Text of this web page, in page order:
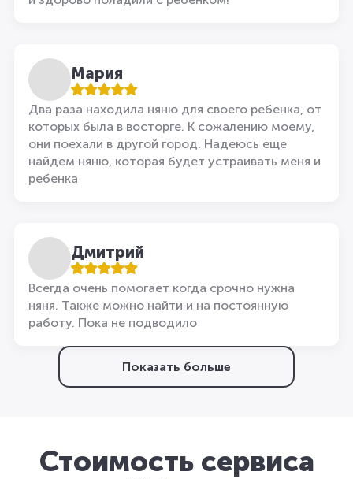
Мария
Два раза находила няню для своего ребенка, от
которых была в восторге. К сожалению моему,
они поехали в другой город. Надеюсь еще
найдем няню, которая будет устраивать меня и
ребенка
Дмитрий
Всегда очень помогает когда срочно нужна
няня. Также можно найти и на постоянную
работу. Пока не подводило
Показать больше
Стоимость сервиса